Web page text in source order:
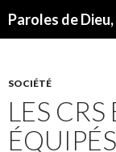
SOCIÉTÉ
LES